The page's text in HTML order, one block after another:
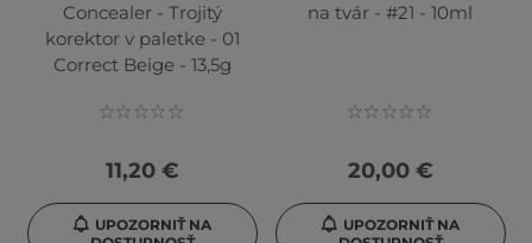
Concealer - Trojitý
korektor v paletke - 01
Correct Beige - 13,5g
11,20 €
UPOZORNIŤ NA
na tvár - #21 - 10ml
20,00 €
UPOZORNIŤ NA